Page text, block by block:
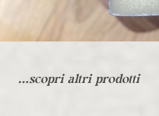
...scopri altri prodotti